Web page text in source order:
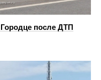
после ДТП